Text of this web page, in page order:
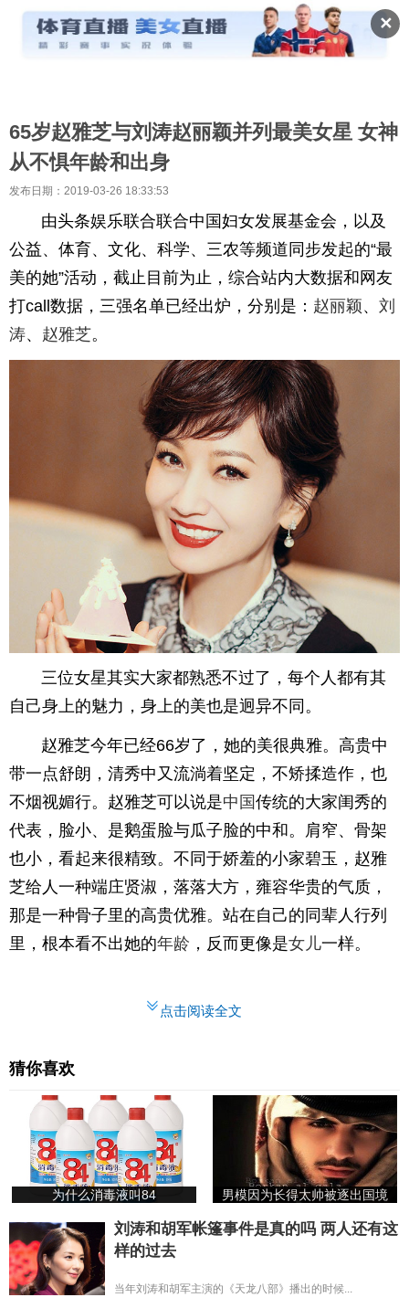
✕
65岁赵雅芝与刘涛赵丽颖并列最美女星 女神
从不惧年龄和出身
发布日期：2019-03-26 18:33:53
由头条娱乐联合联合中国妇女发展基金会，以及
公益、体育、文化、科学、三农等频道同步发起的“最
美的她”活动，截止目前为止，综合站内大数据和网友
打call数据，三强名单已经出炉，分别是： 赵丽颖、 刘
涛、 赵雅芝。
三位女星其实大家都熟悉不过了，每个人都有其
自己身上的魅力，身上的美也是迥异不同。
赵雅芝今年已经66岁了，她的美很典雅。高贵中
带一点舒朗，清秀中又流淌着坚定，不矫揉造作，也
不烟视媚行。赵雅芝可以说是中国传统的大家闺秀的
代表，脸小、是鹅蛋脸与瓜子脸的中和。肩窄、骨架
也小，看起来很精致。不同于娇羞的小家碧玉，赵雅
芝给人一种端庄贤淑，落落大方，雍容华贵的气质，
那是一种骨子里的高贵优雅。站在自己的同辈人行列
里，根本看不出她的年龄 ，反而更像是女儿一样。
点击阅读全文
猜你喜欢
为什么消毒液叫84 男模因为长得太帅被逐出国境
刘涛和胡军帐篷事件是真的吗 两人还有这
样的过去
当年刘涛和胡军主演的《天龙八部》播出的时候...